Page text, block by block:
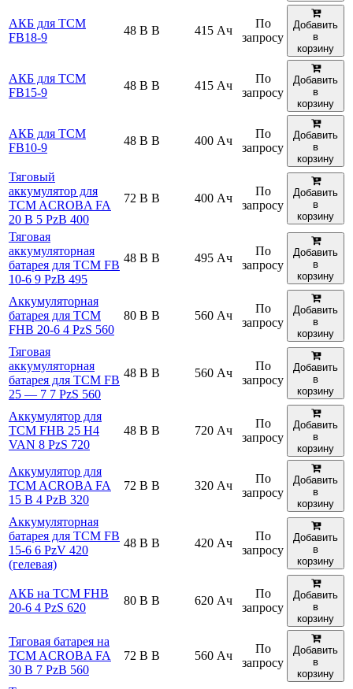
АКБ для TCM
FB18-9
48 В В 415 Ач
По
запросу
Добавить
в
корзину
АКБ для TCM
FB15-9
48 В В 415 Ач
По
запросу
Добавить
в
корзину
АКБ для TCM
FB10-9
48 В В 400 Ач
По
запросу
Добавить
в
корзину
Тяговый
аккумулятор для
TCM ACROBA FA
20 B 5 PzB 400
72 В В 400 Ач
По
запросу
Добавить
в
корзину
Тяговая
аккумуляторная
батарея для TCM FB
10-6 9 PzB 495
48 В В 495 Ач
По
запросу
Добавить
в
корзину
Аккумуляторная
батарея для TCM
FHB 20-6 4 PzS 560
80 В В 560 Ач
По
запросу
Добавить
в
корзину
Тяговая
аккумуляторная
батарея для TCM FB
25 — 7 7 PzS 560
48 В В 560 Ач
По
запросу
Добавить
в
корзину
Аккумулятор для
TCM FHB 25 H4
VAN 8 PzS 720
48 В В 720 Ач
По
запросу
Добавить
в
корзину
Аккумулятор для
TCM ACROBA FA
15 B 4 PzB 320
72 В В 320 Ач
По
запросу
Добавить
в
корзину
Аккумуляторная
батарея для TCM FB
15-6 6 PzV 420
(гелевая)
48 В В 420 Ач
По
запросу
Добавить
в
корзину
АКБ на TCM FHB
20-6 4 PzS 620
80 В В 620 Ач
По
запросу
Добавить
в
корзину
Тяговая батарея на
TCM ACROBA FA
30 B 7 PzB 560
72 В В 560 Ач
По
запросу
Добавить
в
корзину